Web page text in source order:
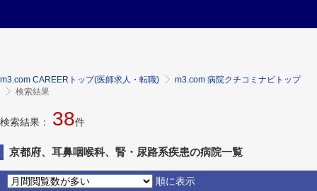
m3.com CAREERトップ(医師求人・転職)
m3.com 病院クチコミナビトップ
検索結果
検索結果： 38件
京都府、耳鼻咽喉科、腎・尿路系疾患の病院一覧
順に表示